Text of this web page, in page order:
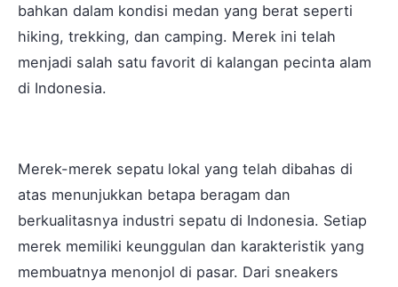
bahkan dalam kondisi medan yang berat seperti
hiking, trekking, dan camping. Merek ini telah
menjadi salah satu favorit di kalangan pecinta alam
di Indonesia.
Merek-merek sepatu lokal yang telah dibahas di
atas menunjukkan betapa beragam dan
berkualitasnya industri sepatu di Indonesia. Setiap
merek memiliki keunggulan dan karakteristik yang
membuatnya menonjol di pasar. Dari sneakers